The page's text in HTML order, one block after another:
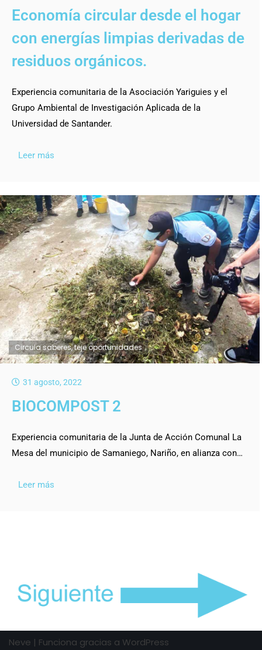
Economía circular desde el hogar
con energías limpias derivadas de
residuos orgánicos.
Experiencia comunitaria de la Asociación Yariguies y el
Grupo Ambiental de Investigación Aplicada de la
Universidad de Santander.
Leer más
Circula saberes, teje oportunidades
31 agosto, 2022
BIOCOMPOST 2
Experiencia comunitaria de la Junta de Acción Comunal La
Mesa del municipio de Samaniego, Nariño, en alianza con…
Leer más
Neve | Funciona gracias a WordPress